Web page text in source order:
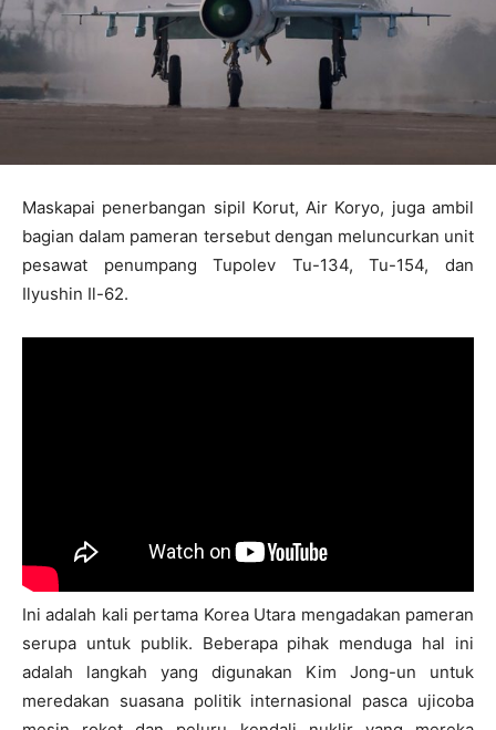
Maskapai penerbangan sipil Korut, Air Koryo, juga ambil
bagian dalam pameran tersebut dengan meluncurkan unit
pesawat penumpang Tupolev Tu-134, Tu-154, dan
Ilyushin Il-62.
Ini adalah kali pertama Korea Utara mengadakan pameran
serupa untuk publik. Beberapa pihak menduga hal ini
adalah langkah yang digunakan Kim Jong-un untuk
meredakan suasana politik internasional pasca ujicoba